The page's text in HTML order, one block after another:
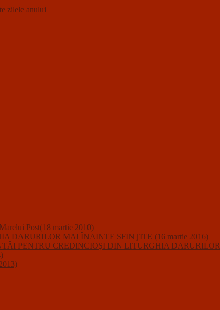
zilele anului
Post(18 martie 2010)
DARURILOR MAI ÎNAINTE SFINŢITE (16 martie 2016)
PENTRU CREDINCIOŞI DIN LITURGHIA